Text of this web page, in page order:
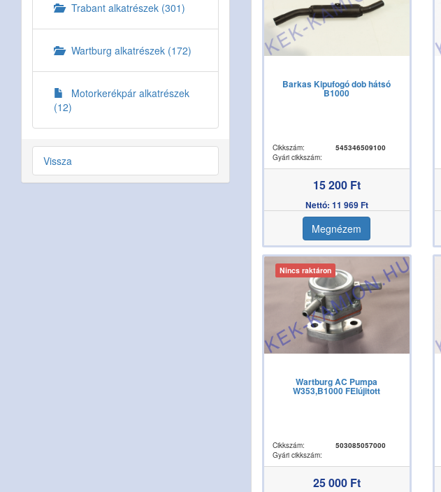
Trabant alkatrészek (301)
Wartburg alkatrészek (172)
Motorkerékpár alkatrészek
(12)
Vissza
Barkas Kipufogó dob hátsó
B1000
Cikkszám:
545346509100
Gyári cikkszám:
15 200 Ft
Nettó: 11 969 Ft
Megnézem
Nincs raktáron
Wartburg AC Pumpa
W353,B1000 FElújitott
Cikkszám:
503085057000
Gyári cikkszám:
25 000 Ft